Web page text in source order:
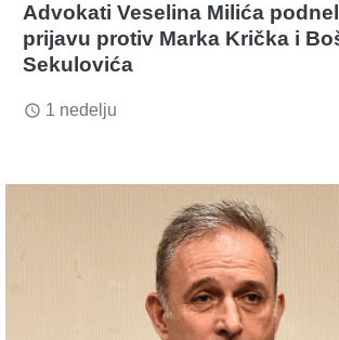
Advokati Veselina Milića
prijavu protiv Marka Krička i
Sekulovića
access_time 1 nedelju